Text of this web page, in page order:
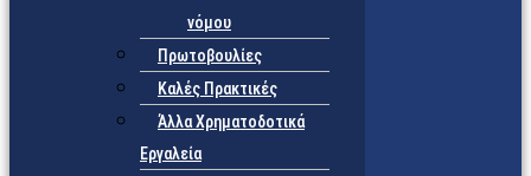
νόμου
Πρωτοβουλίες
Καλές Πρακτικές
Άλλα Χρηματοδοτικά
Εργαλεία